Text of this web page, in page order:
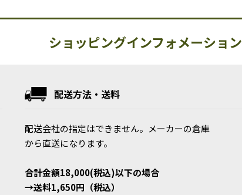
ショッピングインフォメーション
配送方法・送料
配送会社の指定はできません。メーカーの倉庫
から直送になります。
合計金額18,000(税込)以下の場合
→送料1,650円（税込）